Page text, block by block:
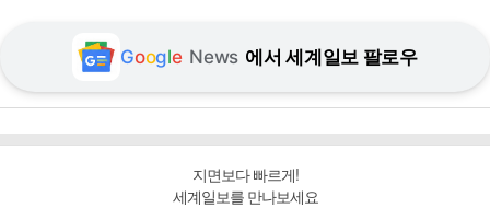
Google News 에서 세계일보 팔로우
지면보다 빠르게!
세계일보를 만나보세요